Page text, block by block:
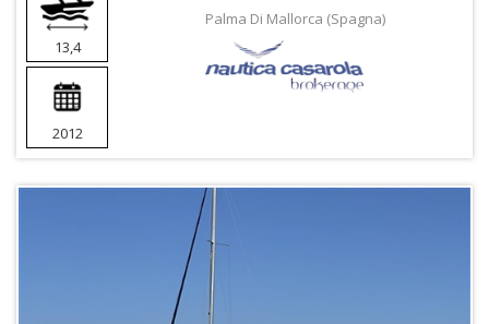
13,4
2012
Palma Di Mallorca (Spagna)